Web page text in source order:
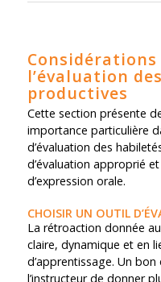
l’évaluation
productives
Cette section présente
importance particulière
d’évaluation des
d’évaluation approprié
d’expression orale.
CHOISIR UN OUTIL
La rétroaction donnée
claire, dynamique et en
d’apprentissage. Un
l’instructeur de donner